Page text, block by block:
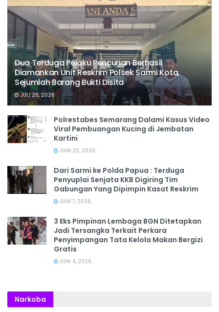
Dua Terduga Pelaku Pencurian Berhasil
Diamankan Unit Reskrim Polsek Sarmi Kota,
Sejumlah Barang Bukti Disita
JULI 25, 2026
Polrestabes Semarang Dalami Kasus Video
Viral Pembuangan Kucing di Jembatan
Kartini
JUNI 25, 2026
Dari Sarmi ke Polda Papua : Terduga
Penyuplai Senjata KKB Digiring Tim
Gabungan Yang Dipimpin Kasat Reskrim
JUNI 7, 2026
3 Eks Pimpinan Lembaga BGN Ditetapkan
Jadi Tersangka Terkait Perkara
Penyimpangan Tata Kelola Makan Bergizi
Gratis
JUNI 4, 2026
Narkoba